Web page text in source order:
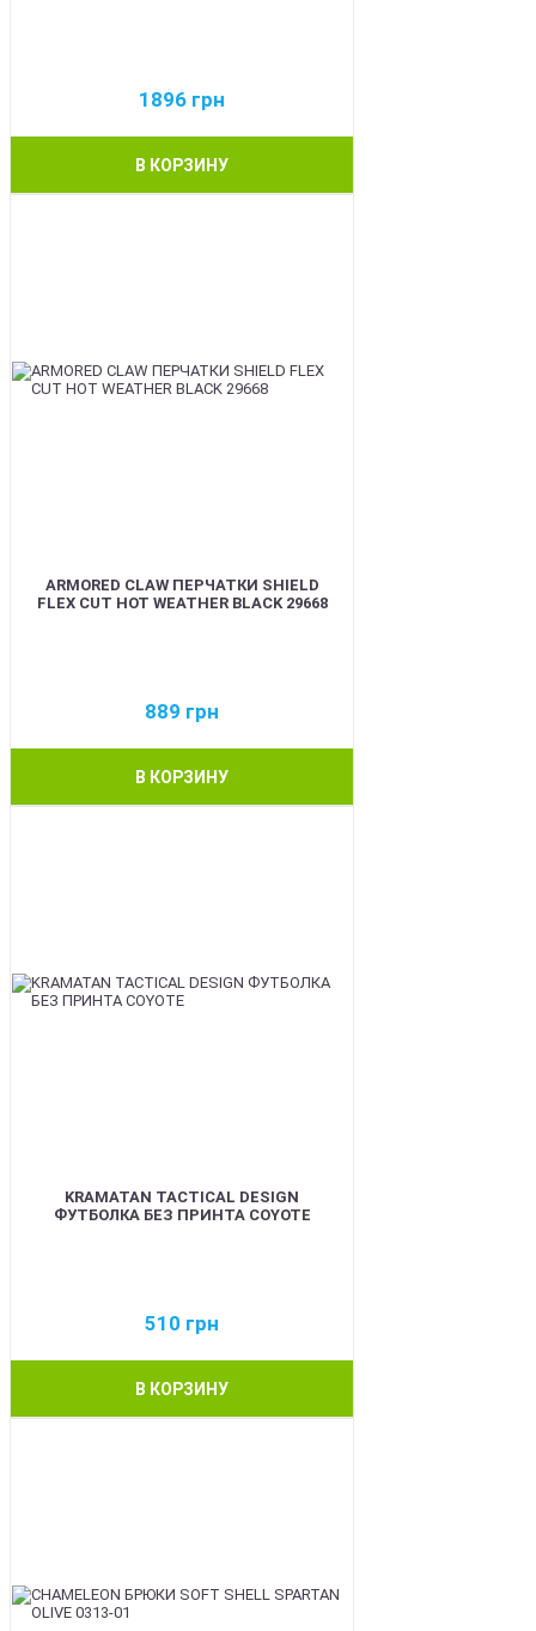
1896 грн
В КОРЗИНУ
ARMORED CLAW ПЕРЧАТКИ SHIELD
FLEX CUT HOT WEATHER BLACK 29668
889 грн
В КОРЗИНУ
KRAMATAN TACTICAL DESIGN
ФУТБОЛКА БЕЗ ПРИНТА COYOTE
510 грн
В КОРЗИНУ